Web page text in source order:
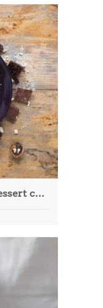
Comment réussir un dessert chocolat gastronomique comme un chef pâtissier ?